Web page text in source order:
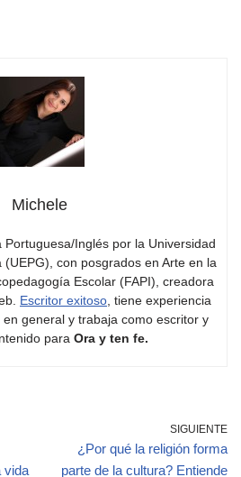
Michele
Inglés por la Universidad
con posgrados en Arte en la
Escolar (FAPI), creadora
Escritor exitoso , tiene experiencia
general y trabaja como escritor y
para Ora y ten fe.
vida
SIGUIENTE
¿Por qué la religión forma
parte de la cultura? Entiende